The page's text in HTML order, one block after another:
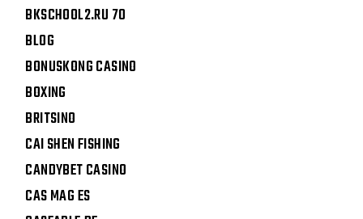
BKSCHOOL2.RU 70
BLOG
BONUSKONG CASINO
BOXING
BRITSINO
CAI SHEN FISHING
CANDYBET CASINO
CAS MAG ES